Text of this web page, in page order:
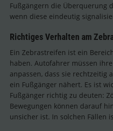
Fußgängern die Überquerung
wenn diese eindeutig
Richtiges Verhalten am
Ein Zebrastreifen ist ein
haben. Autofahrer müssen
anpassen, dass sie rechtzeitig
ein Fußgänger nähert. Es ist
Fußgänger richtig zu deuten:
Bewegungen können darauf
unsicher ist. In solchen Fällen